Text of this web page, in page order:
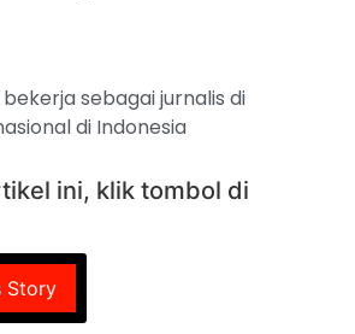
sebagai jurnalis di
di Indonesia
ini, klik tombol di
Story